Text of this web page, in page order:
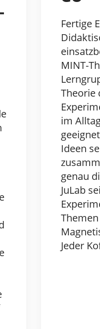
Fertige
MINT-
Theorie
im
Ideen
genau
JuLab
Jeder